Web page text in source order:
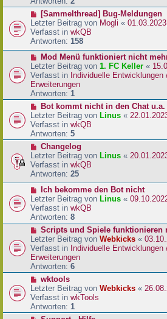
t
a
g
r
B
e
i
t
a
g
N
e
u
e
r
B
e
i
t
r
a
g
[Sammelthread] Bug-Meldungen
Letzter Beitrag von Mogli «
Verfasst in wkQB
Antworten: 158
N
e
u
e
r
B
e
i
t
r
a
g
Mod Menü funktioniert nicht
Letzter Beitrag von 1. FC Keller «
Verfasst in Individuelle
Erweiterungen
Antworten: 1
N
e
u
e
r
B
e
i
t
a
g
Bot kommt nicht in den Chat u.a.
Letzter Beitrag von Linus «
Verfasst in wkQB
Antworten: 5
N
e
u
e
r
B
e
i
t
a
g
Changelog
Letzter Beitrag von Linus «
Verfasst in wkQB
Antworten: 25
N
e
u
e
r
B
e
i
t
r
a
g
Ich bekomme den Bot nicht
Letzter Beitrag von Linus «
Verfasst in wkQB
Antworten: 8
N
e
u
e
r
B
e
i
t
r
Scripts und Spiele funktionieren
Letzter Beitrag von Webkicks «
Verfasst in Individuelle
Erweiterungen
Antworten: 6
N
e
u
e
r
wktools
Letzter Beitrag von Webkicks «
Verfasst in wkTools
Antworten: 1